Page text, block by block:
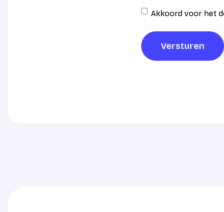
Instemming
verwerking*
Akkoord voor het
Versturen